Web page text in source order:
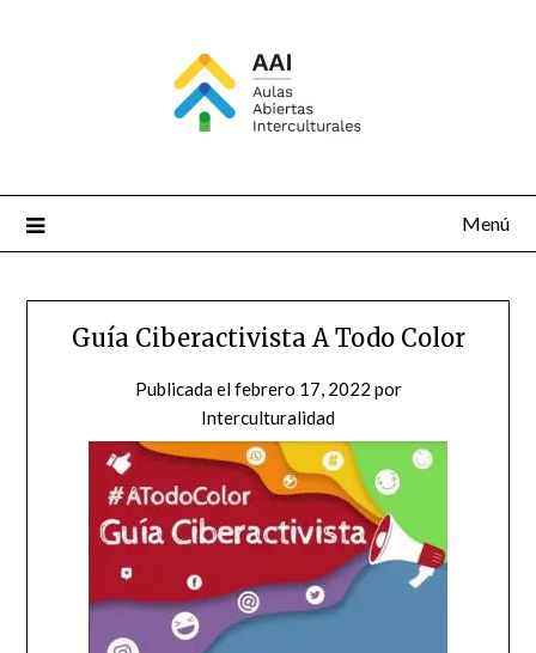
Menú
Guía Ciberactivista A Todo Color
Publicada elfebrero 17, 2022 por
Interculturalidad